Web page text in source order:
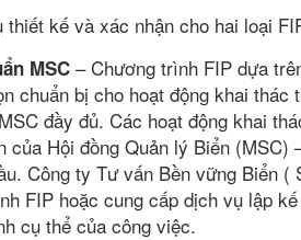
kế và xác nhận cho hai loại
MSC – Chương trình FIP dựa
chuẩn bị cho hoạt động khai thác
đầy đủ. Các hoạt động khai
của Hội đồng Quản lý Biển (MSC)
Công ty Tư vấn Bền vững Biển
FIP hoặc cung cấp dịch vụ lập
cụ thể của công việc.